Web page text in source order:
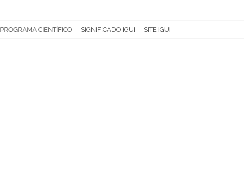
PROGRAMA CIENTÍFICO SIGNIFICADO IGUI SITE IGUI